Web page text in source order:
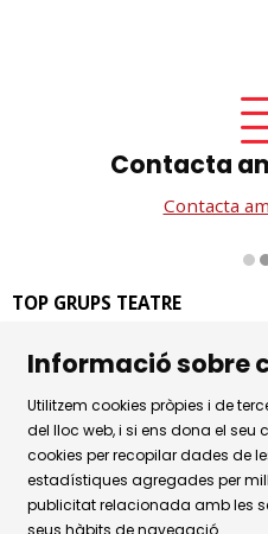
Contacta
Contacta
TOP GRUPS TEATRE
08002 Barcelona
Tel. 93 441 39 79
Horari d'atenció: de dilluns a
divendres de 9.30 a 14.30h.
Sitemap | Avís Legal |
Informació sobre
Utilitzem cookies pròpies i de
del lloc web, i si ens dona el seu
cookies per recopilar dades de
estadístiques agregades per
publicitat relacionada amb les
seus hàbits de navegació.